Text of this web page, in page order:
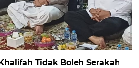
Tidak Boleh Serakah